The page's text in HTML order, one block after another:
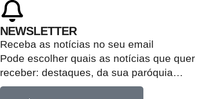
NEWSLETTER
Receba as notícias no seu email​
Pode escolher quais as notícias que quer
receber: destaques, da sua paróquia…